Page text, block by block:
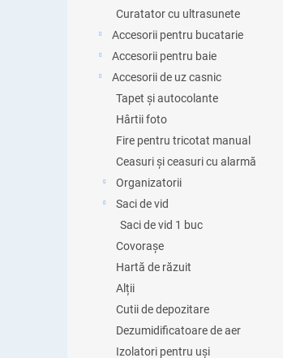
Curatator cu ultrasunete
Accesorii pentru bucatarie
Accesorii pentru baie
Accesorii de uz casnic
Tapet și autocolante
Hârtii foto
Fire pentru tricotat manual
Ceasuri și ceasuri cu alarmă
Organizatorii
Saci de vid
Saci de vid 1 buc
Covorașe
Hartă de răzuit
Alții
Cutii de depozitare
Dezumidificatoare de aer
Izolatori pentru uși